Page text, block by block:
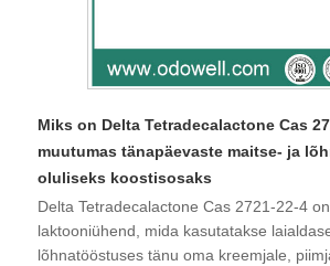
Miks on Delta Tetradecalactone Cas
muutumas tänapäevaste maitse- ja
oluliseks koostisosaks
Delta Tetradecalactone Cas 2721-22-4
laktooniühend, mida kasutatakse
lõhnatööstuses tänu oma kreemjale,